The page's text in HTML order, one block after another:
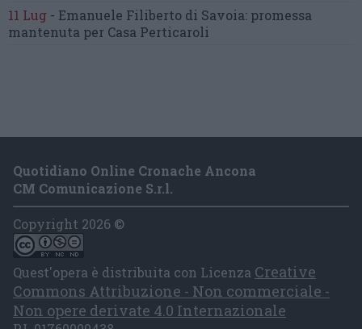
11 Lug - Emanuele Filiberto di Savoia: promessa
mantenuta per Casa Perticaroli
Quotidiano Online Cronache Ancona
CM Comunicazione S.r.l.
Copyright 2026 ©
Quest'opera è distribuita con Licenza Creative
Commons Attribuzione - Non commerciale -
Non opere derivate 4.0 Internazionale